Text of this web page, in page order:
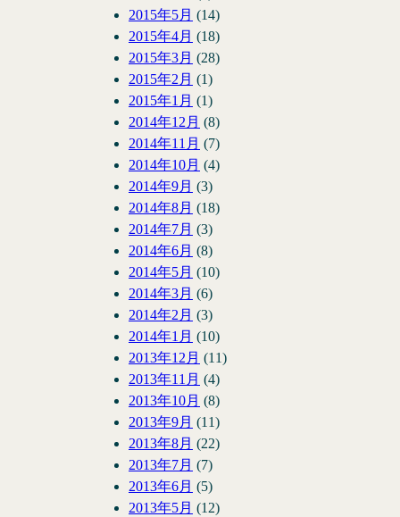
2015年5月 (14)
2015年4月 (18)
2015年3月 (28)
2015年2月 (1)
2015年1月 (1)
2014年12月 (8)
2014年11月 (7)
2014年10月 (4)
2014年9月 (3)
2014年8月 (18)
2014年7月 (3)
2014年6月 (8)
2014年5月 (10)
2014年3月 (6)
2014年2月 (3)
2014年1月 (10)
2013年12月 (11)
2013年11月 (4)
2013年10月 (8)
2013年9月 (11)
2013年8月 (22)
2013年7月 (7)
2013年6月 (5)
2013年5月 (12)